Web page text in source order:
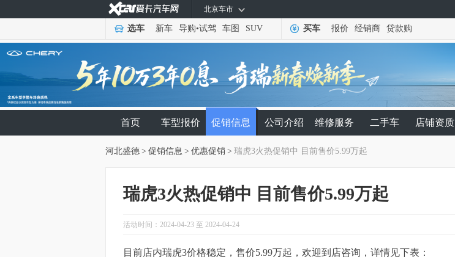
北京车市
选车 新车 导购•试驾 车图 SUV 买车 报价 经销商 贷款购
首页 车型报价 促销信息 公司介绍 维修服务 二手车 店铺资质
河北盛德 > 促销信息 > 优惠促销 > 瑞虎3火热促销中 目前售价5.99万起
瑞虎3火热促销中 目前售价5.99万起
活动时间：2024-04-23 至 2024-04-24
目前店内瑞虎3价格稳定，售价5.99万起，欢迎到店咨询，详情见下表：